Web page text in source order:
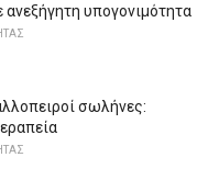
ανεξήγητη υπογονιμότητα
σωλήνες: